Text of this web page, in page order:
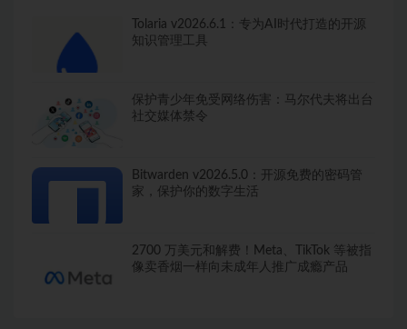
Tolaria v2026.6.1：专为AI时代打造的开源
知识管理工具
保护青少年免受网络伤害：马尔代夫将出台
社交媒体禁令
Bitwarden v2026.5.0：开源免费的密码管
家，保护你的数字生活
2700 万美元和解费！Meta、TikTok 等被指
像卖香烟一样向未成年人推广成瘾产品